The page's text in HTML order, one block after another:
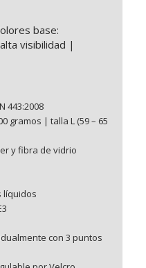
base:
visibilidad |
443:2008
gramos | talla L (59 – 65
y fibra de vidrio
líquidos
con 3 puntos